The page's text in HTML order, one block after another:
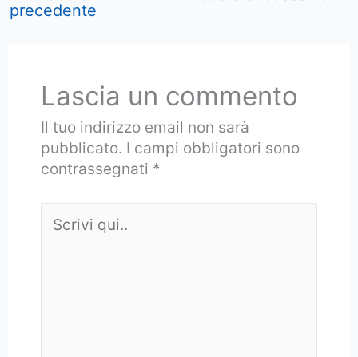
precedente
Lascia un commento
Il tuo indirizzo email non sarà
pubblicato. I campi obbligatori sono
contrassegnati *
qui..